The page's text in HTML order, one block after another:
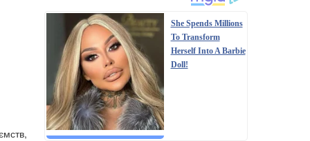
She Spends Millions
To Transform
Herself Into A Barbie
Doll!